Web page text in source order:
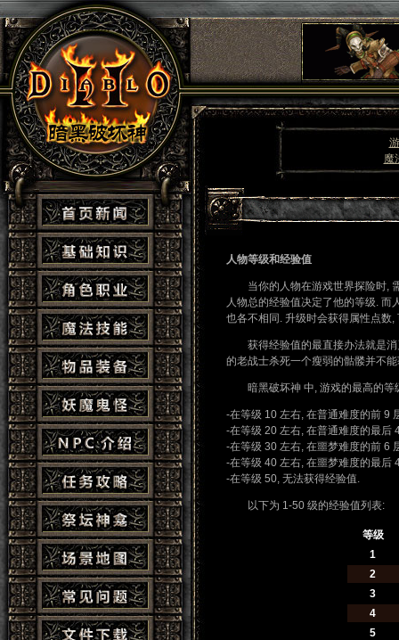
魔
人物等级和经验值
当你的人物在游戏世界探险时, 需
人物总的经验值决定了他的等级.
也各不相同. 升级时会获得属性点数
获得经验值的最直接办法就是消
的老战士杀死一个瘦弱的骷髅并不
暗黑破坏神 中, 游戏的最高的等
-在等级 10 左右, 在普通难度的前 9
-在等级 20 左右, 在普通难度的最后
-在等级 30 左右, 在噩梦难度的前 6
-在等级 40 左右, 在噩梦难度的最后
-在等级 50, 无法获得经验值.
以下为 1-50 级的经验值列表:
等级
1
2
3
4
5